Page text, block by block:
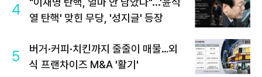
4
열 탄핵' 맞힌 무당, '성지글' 등장
5
버거·커피·치킨까지 줄줄이 매물…외
식 프랜차이즈 M&A '활기'